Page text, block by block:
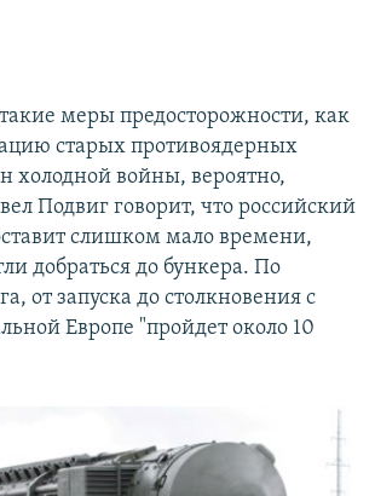
меры предосторожности, как
старых противоядерных
холодной войны, вероятно,
Подвиг говорит, что российский
слишком мало времени,
добраться до бункера. По
от запуска до столкновения с
Европе "пройдет около 10